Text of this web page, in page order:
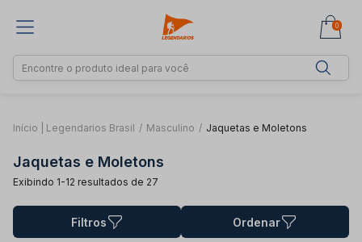
0
Início | Legendarios Brasil / Masculino / Jaquetas e Moletons
Jaquetas e Moletons
Exibindo 1-12 resultados de 27
Filtros Ordenar